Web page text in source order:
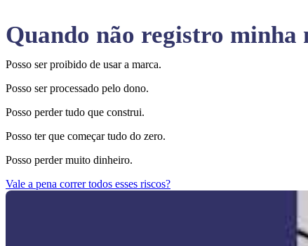
Quando não registro minha
Posso ser proibido de usar a marca.
Posso ser processado pelo dono.
Posso perder tudo que construi.
Posso ter que começar tudo do zero.
Posso perder muito dinheiro.
Vale a pena correr todos esses riscos?